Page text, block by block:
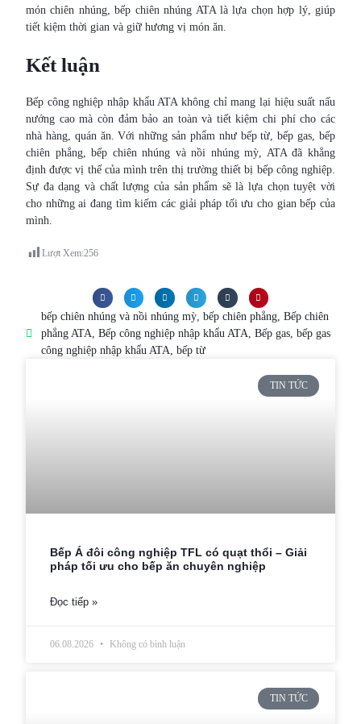
món chiên nhúng, bếp chiên nhúng ATA là lựa chọn hợp lý, giúp
tiết kiệm thời gian và giữ hương vị món ăn.
Kết luận
Bếp công nghiệp nhập khẩu ATA không chỉ mang lại hiệu suất nấu
nướng cao mà còn đảm bảo an toàn và tiết kiệm chi phí cho các
nhà hàng, quán ăn. Với những sản phẩm như bếp từ, bếp gas, bếp
chiên phẳng, bếp chiên nhúng và nồi nhúng mỳ, ATA đã khẳng
định được vị thế của mình trên thị trường thiết bị bếp công nghiệp.
Sự đa dạng và chất lượng của sản phẩm sẽ là lựa chọn tuyệt vời
cho những ai đang tìm kiếm các giải pháp tối ưu cho gian bếp của
mình.
Lượt Xem:256
bếp chiên nhúng và nồi nhúng mỳ, bếp chiên phẳng, Bếp chiên
phẳng ATA, Bếp công nghiệp nhập khẩu ATA, Bếp gas, bếp gas
công nghiệp nhập khẩu ATA, bếp từ
TIN TỨC
Bếp Á đôi công nghiệp TFL có quạt thổi – Giải
pháp tối ưu cho bếp ăn chuyên nghiệp
Đọc tiếp »
06.08.2026 Không có bình luận
TIN TỨC